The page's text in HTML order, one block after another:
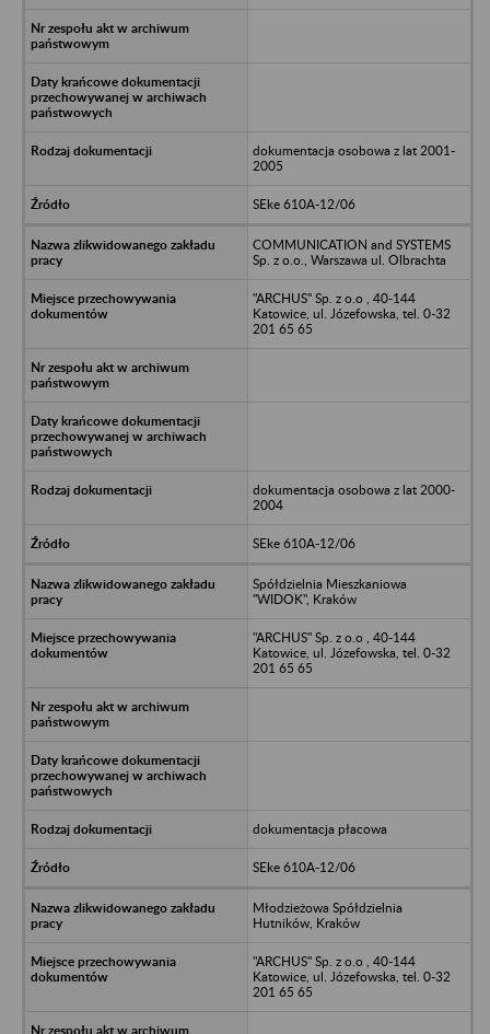
dokumentacja osobowa z lat 2001-
2005
SEke 610A-12/06
COMMUNICATION and SYSTEMS
Sp. z o.o., Warszawa ul. Olbrachta
"ARCHUS" Sp. z o.o , 40-144
Katowice, ul. Józefowska, tel. 0-32
201 65 65
dokumentacja osobowa z lat 2000-
2004
SEke 610A-12/06
Spółdzielnia Mieszkaniowa
"WIDOK", Kraków
"ARCHUS" Sp. z o.o , 40-144
Katowice, ul. Józefowska, tel. 0-32
201 65 65
dokumentacja płacowa
SEke 610A-12/06
Młodzieżowa Spółdzielnia
Hutników, Kraków
"ARCHUS" Sp. z o.o , 40-144
Katowice, ul. Józefowska, tel. 0-32
201 65 65